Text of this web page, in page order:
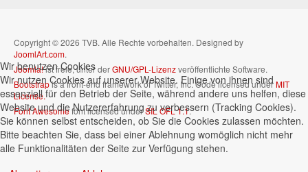
Copyright © 2026 TVB. Alle Rechte vorbehalten. Designed by
JoomlArt.com.
Joomla!ist freie, unter derGNU/GPL-Lizenzveröffentlichte Software.
Bootstrapis a front-end framework of Twitter, Inc. Code licensed underMIT
License.
Font Awesomefont licensed underSIL OFL 1.1.
Wir benutzen Cookies
Wir nutzen Cookies auf unserer Website. Einige von ihnen sind
essenziell für den Betrieb der Seite, während andere uns helfen, diese
Website und die Nutzererfahrung zu verbessern (Tracking Cookies).
Sie können selbst entscheiden, ob Sie die Cookies zulassen möchten.
Bitte beachten Sie, dass bei einer Ablehnung womöglich nicht mehr
alle Funktionalitäten der Seite zur Verfügung stehen.